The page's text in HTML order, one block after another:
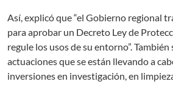
Así, explicó que “el Gobierno regional
para aprobar un Decreto Ley de
regule los usos de su entorno”.
actuaciones que se están llevando a
inversiones en investigación, en